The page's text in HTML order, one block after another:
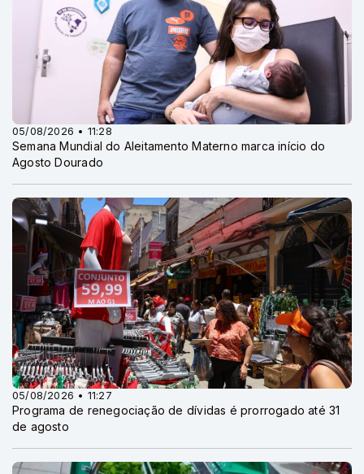
05/08/2026 • 11:28
Semana Mundial do Aleitamento Materno marca início do
Agosto Dourado
05/08/2026 • 11:27
Programa de renegociação de dívidas é prorrogado até 31
de agosto